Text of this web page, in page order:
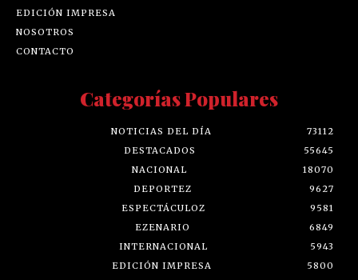
EDICIÓN IMPRESA
NOSOTROS
CONTACTO
Categorías Populares
NOTICIAS DEL DÍA
73112
DESTACADOS
55645
NACIONAL
18070
DEPORTEZ
9627
ESPECTÁCULOZ
9581
EZENARIO
6849
INTERNACIONAL
5943
EDICIÓN IMPRESA
5800